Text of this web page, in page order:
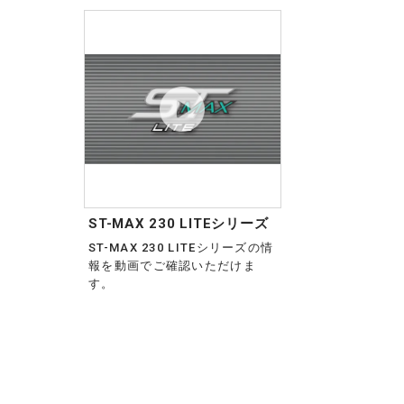
ST-MAX 230 LITEシリーズ
ST-MAX 230 LITEシリーズの情
報を動画でご確認いただけま
す。